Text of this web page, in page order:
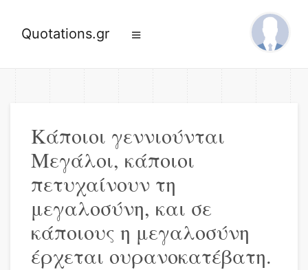
Quotations.gr
Κάποιοι γεννιούνται
Μεγάλοι, κάποιοι
πετυχαίνουν τη
μεγαλοσύνη, και σε
κάποιους η μεγαλοσύνη
έρχεται ουρανοκατέβατη.